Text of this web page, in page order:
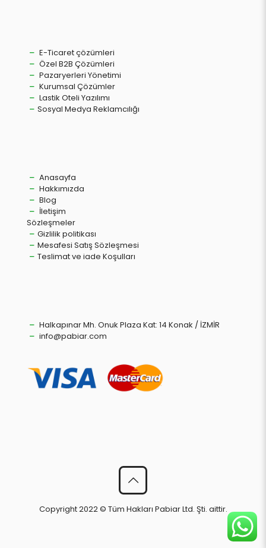
E-Ticaret çözümleri
Özel B2B Çözümleri
Pazaryerleri Yönetimi
Kurumsal Çözümler
Lastik Oteli Yazılımı
Sosyal Medya Reklamcılığı
Anasayfa
Hakkımızda
Blog
İletişim
Sözleşmeler
Gizlilik politikası
Mesafesi Satış Sözleşmesi
Teslimat ve iade Koşulları
Halkapınar Mh. Onuk Plaza Kat: 14 Konak / İZMİR
info@pabiar.com
Copyright 2022 © Tüm Hakları Pabiar Ltd. Şti. aittir.